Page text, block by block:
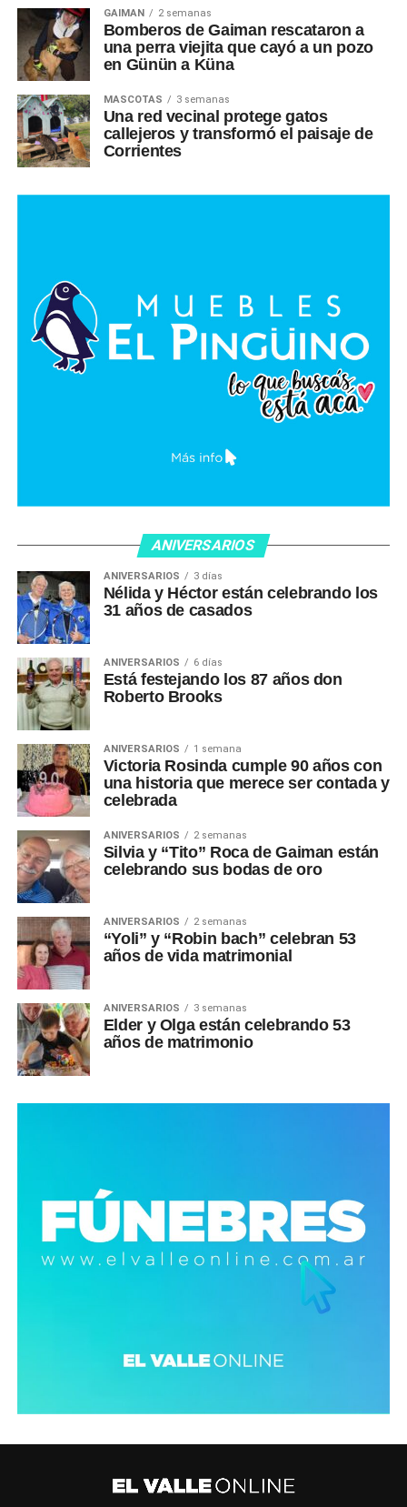
GAIMAN 2 semanas
Bomberos de Gaiman rescataron a
una perra viejita que cayó a un pozo
en Günün a Küna
MASCOTAS 3 semanas
Una red vecinal protege gatos
callejeros y transformó el paisaje de
Corrientes
ANIVERSARIOS
ANIVERSARIOS 3 días
Nélida y Héctor están celebrando los
31 años de casados
ANIVERSARIOS 6 días
Está festejando los 87 años don
Roberto Brooks
ANIVERSARIOS 1 semana
Victoria Rosinda cumple 90 años con
una historia que merece ser contada y
celebrada
ANIVERSARIOS 2 semanas
Silvia y “Tito” Roca de Gaiman están
celebrando sus bodas de oro
ANIVERSARIOS 2 semanas
“Yoli” y “Robin bach” celebran 53
años de vida matrimonial
ANIVERSARIOS 3 semanas
Elder y Olga están celebrando 53
años de matrimonio